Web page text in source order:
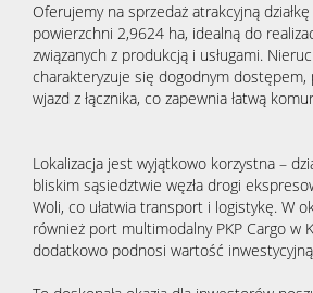
Oferujemy na sprzedaż atrakcyjną działkę
powierzchni 2,9624 ha, idealną do
związanych z produkcją i usługami.
charakteryzuje się dogodnym dostępem,
wjazd z łącznika, co zapewnia łatwą
Lokalizacja jest wyjątkowo korzystna –
bliskim sąsiedztwie węzła drogi
Woli, co ułatwia transport i logistykę. W
również port multimodalny PKP Cargo w
dodatkowo podnosi wartość